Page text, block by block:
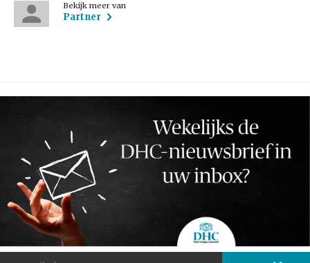
Bekijk meer van
Partner